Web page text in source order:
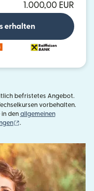
1.000,00 EUR
erhalten
befristetes Angebot.
vorbehalten.
in den allgemeinen
.